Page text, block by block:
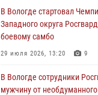
самбо
03 августа 2026, 08:54 8
ЗА МИНУВШУЮ НЕДЕЛЮ
В ВОЛОГОДСКОЙ ОБЛАСТИ
ПРАВОНАРУШИТЕЛЯ
В Вологде стартовал
Западного округа
боевому самбо
29 июля 2026, 13:20 9
В Вологде сотрудники
мужчину от необдуманного